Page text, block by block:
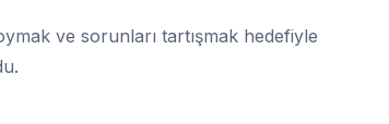
ve sorunları tartışmak hedefiyle